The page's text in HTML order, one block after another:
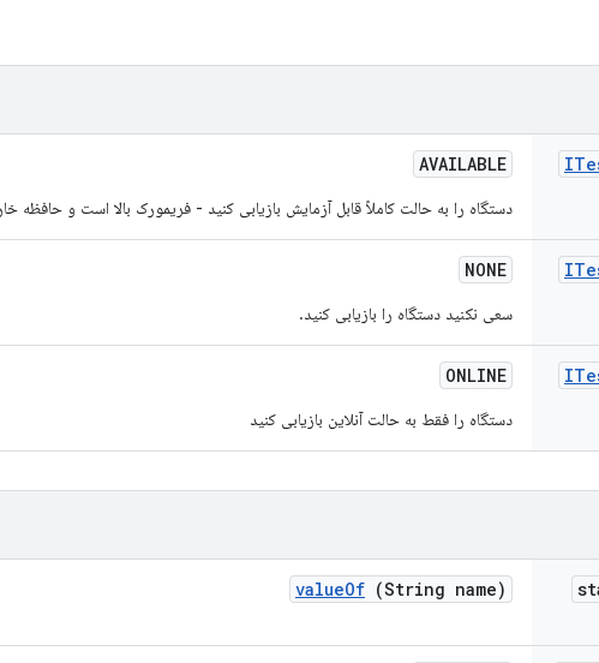
AVAILABLE
دستگاه را به حالت کاملاً قابل آزمایش بازیابی کنید - فریمورک بالا است و
NONE
سعی نکنید دستگاه را بازیابی کنید.
ONLINE
دستگاه را فقط به حالت آنلاین بازیابی کنید
valueOf (String name)